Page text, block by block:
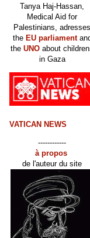
Tanya Haj-Hassan,
Medical Aid for
Palestinians, adresses
the EU parliament
the UNO about
in Gaza
VATICAN NEWS
------------
à propos
de l'auteur du site